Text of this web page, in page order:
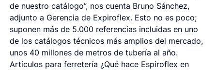
de nuestro catálogo”, nos cuenta Bruno Sánchez,
adjunto a Gerencia de Expiroflex. Esto no es poco;
suponen más de 5.000 referencias incluidas en uno
de los catálogos técnicos más amplios del mercado,
unos 40 millones de metros de tubería al año.
Artículos para ferretería ¿Qué hace Espiroflex en